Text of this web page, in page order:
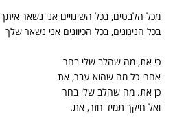
מכל הלבטים, בכל השינויים אני נשאר איתך
בכל הניגונים, בכל הכיוונים אני נשאר שלך
כי את, מה שהלב שלי בחר
אחרי כל מה שהוא עבר, את
כן את. מה שהלב שלי בחר
ואל חיקך תמיד חזר, את.